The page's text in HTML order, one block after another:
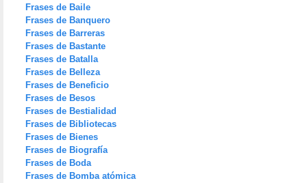
Frases de Baile
Frases de Banquero
Frases de Barreras
Frases de Bastante
Frases de Batalla
Frases de Belleza
Frases de Beneficio
Frases de Besos
Frases de Bestialidad
Frases de Bibliotecas
Frases de Bienes
Frases de Biografía
Frases de Boda
Frases de Bomba atómica